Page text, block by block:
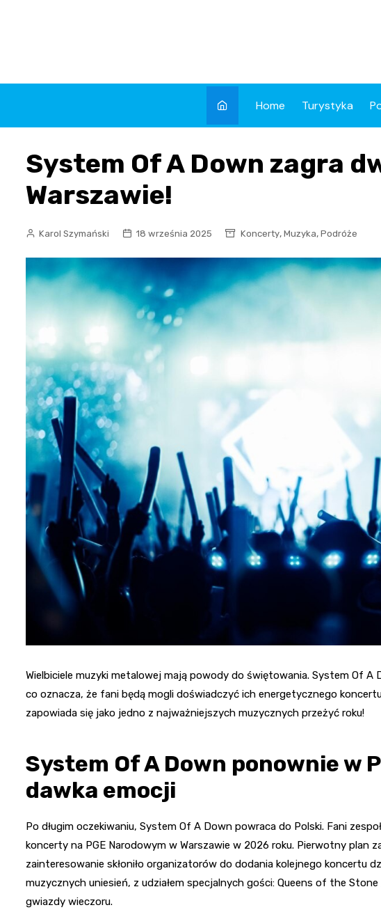
Home Turystyka
System Of A Down zagra
Warszawie!
Karol Szymański 18 września 2025 Koncerty, Muzyka, Podróże
Wielbiciele muzyki metalowej mają powody do świętowania. System Of
co oznacza, że fani będą mogli doświadczyć ich energetycznego
zapowiada się jako jedno z najważniejszych muzycznych przeżyć roku!
System Of A Down ponownie w
dawka emocji
Po długim oczekiwaniu, System Of A Down powraca do Polski. Fani
koncerty na PGE Narodowym w Warszawie w 2026 roku. Pierwotny plan
zainteresowanie skłoniło organizatorów do dodania kolejnego koncertu
muzycznych uniesień, z udziałem specjalnych gości: Queens of the
gwiazdy wieczoru.